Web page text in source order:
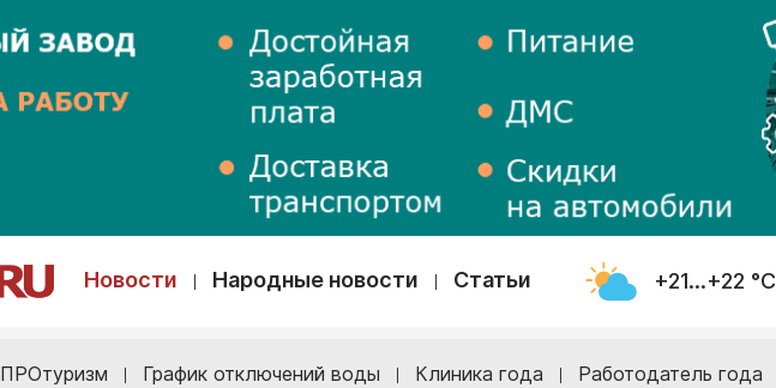
Новости Народные новости Статьи +21...+22 °С
ПРОтуризм График отключений воды Клиника года Работодатель года